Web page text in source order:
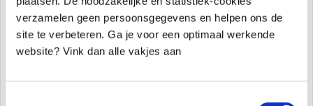
verzamelen geen persoonsgegevens en helpen ons de
site te verbeteren. Ga je voor een optimaal werkende
website? Vink dan alle vakjes aan